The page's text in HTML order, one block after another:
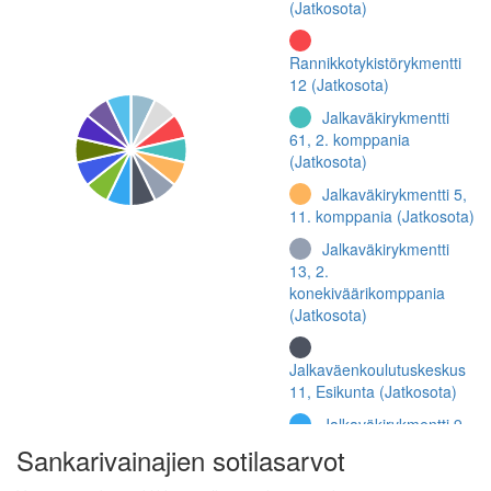
(Jatkosota)
Rannikkotykistörykmentti
12 (Jatkosota)
Jalkaväkirykmentti
61, 2. komppania
(Jatkosota)
Jalkaväkirykmentti 5,
11. komppania (Jatkosota)
Jalkaväkirykmentti
13, 2.
konekiväärikomppania
(Jatkosota)
Jalkaväenkoulutuskeskus
11, Esikunta (Jatkosota)
Jalkaväkirykmentti 9
Sankarivainajien sotilasarvot